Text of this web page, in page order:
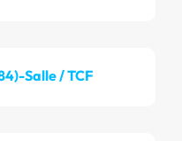
Salle / TCF